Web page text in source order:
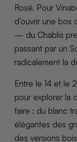
Rosé. Pour
d’ouvrir une
— du Chablis
passant par un
radicalement la
Entre le 14 et le
pour explorer la
faire : du blanc
élégantes des
des versions